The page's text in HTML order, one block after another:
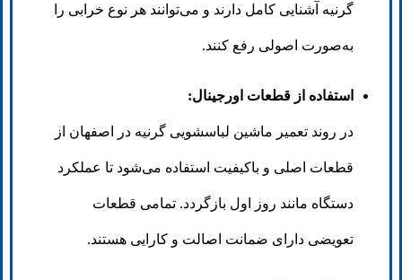
گرنیه آشنایی کامل دارند و می‌توانند هر نوع خرابی را
به‌صورت اصولی رفع کنند.
استفاده از قطعات اورجینال:
در روند تعمیر ماشین لباسشویی گرنیه در اصفهان از
قطعات اصلی و باکیفیت استفاده می‌شود تا عملکرد
دستگاه مانند روز اول بازگردد. تمامی قطعات
تعویضی دارای ضمانت اصالت و کارایی هستند.